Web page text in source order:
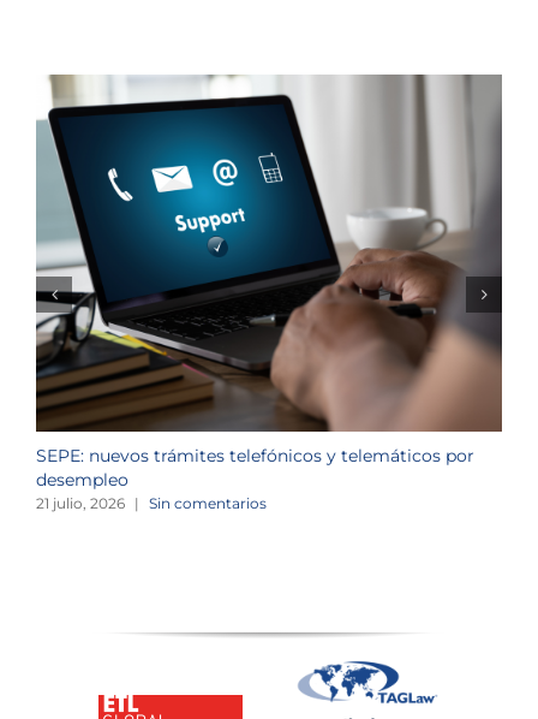
SEPE: nuevos trámites telefónicos y telemáticos por
desempleo
21 julio, 2026 | Sin comentarios